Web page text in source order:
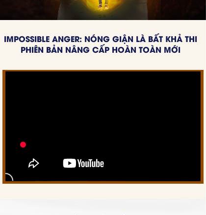
IMPOSSIBLE ANGER: NÓNG GIẬN LÀ BẤT KHẢ THI
PHIÊN BẢN NÂNG CẤP HOÀN TOÀN MỚI